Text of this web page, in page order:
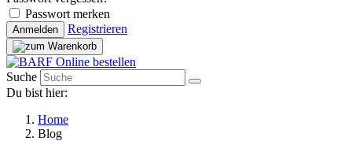
Passwort merken
Anmelden Registrieren
Suche
Du bist hier:
Home
Blog